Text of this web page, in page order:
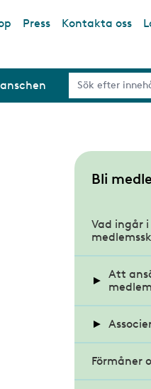
Press Kontakta oss
u
Bli
Vad ingår i
Att
Skicka
Ansök
Förmåner